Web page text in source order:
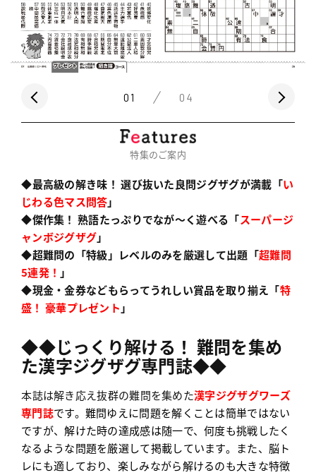
01 04
特集のご案内
◆最高級の解き味！ 選び抜いた良問ジグザグが満載 「い
じわる色マス問答」
◆傑作集！ 熟語たっぷりでなが〜く遊べる 「スーパージ
ャンボジグザグ」
◆超難問の「特級」レベルのみを厳選して出題 「超難問
5連発！ 」
◆現金・金券などもらってうれしい賞品を取り揃え「特
盛！ 豪華プレゼント 」
◆◆じっくり解ける ！ 難問を集め
た漢字ジグザグ専門誌◆◆
本誌は解き応え抜群の難問を集めた漢字ジグザグワーズ
専門誌です。難問ゆえに問題を解くことは簡単ではない
ですが、解けた時の達成感は随一で、何度も挑戦したく
なるような問題を厳選して掲載しています。また、脳ト
レにも適しており、楽しみながら解けるのも大きな特徴